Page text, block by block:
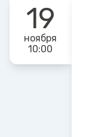
19
ноября
10:00